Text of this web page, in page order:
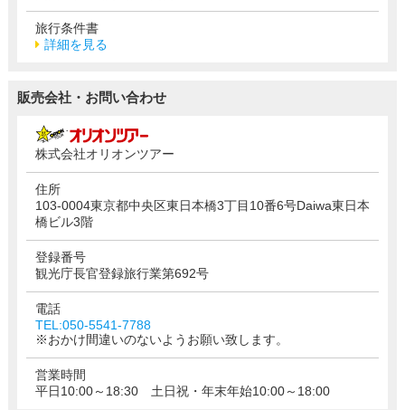
旅行条件書
詳細を見る
販売会社・お問い合わせ
株式会社オリオンツアー
住所
103-0004東京都中央区東日本橋3丁目10番6号Daiwa東日本
橋ビル3階
登録番号
観光庁長官登録旅行業第692号
電話
TEL:050-5541-7788
※おかけ間違いのないようお願い致します。
営業時間
平日10:00～18:30 土日祝・年末年始10:00～18:00